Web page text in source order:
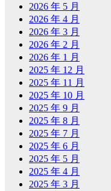
2026 年 5 月
2026 年 4 月
2026 年 3 月
2026 年 2 月
2026 年 1 月
2025 年 12 月
2025 年 11 月
2025 年 10 月
2025 年 9 月
2025 年 8 月
2025 年 7 月
2025 年 6 月
2025 年 5 月
2025 年 4 月
2025 年 3 月